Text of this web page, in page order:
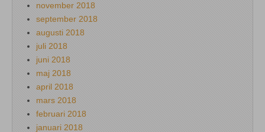
november 2018
september 2018
augusti 2018
juli 2018
juni 2018
maj 2018
april 2018
mars 2018
februari 2018
januari 2018